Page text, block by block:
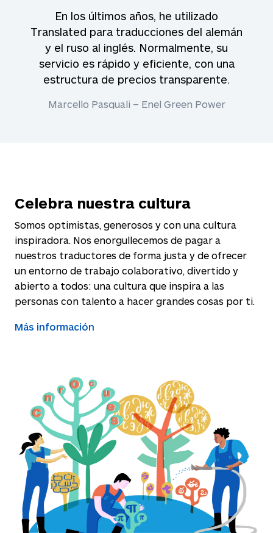
En los últimos años, he utilizado
Translated para traducciones del alemán
y el ruso al inglés. Normalmente, su
servicio es rápido y eficiente, con una
estructura de precios transparente.
Marcello Pasquali – Enel Green Power
Celebra nuestra cultura
Somos optimistas, generosos y con una cultura
inspiradora. Nos enorgullecemos de pagar a
nuestros traductores de forma justa y de ofrecer
un entorno de trabajo colaborativo, divertido y
abierto a todos: una cultura que inspira a las
personas con talento a hacer grandes cosas por ti.
Más información